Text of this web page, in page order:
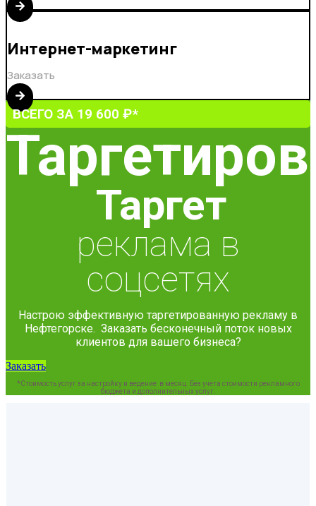
Интернет-маркетинг
Заказать
ВСЕГО ЗА 19 600 ₽*
Таргет
реклама в
соцсетях
Настрою эффективную таргетированную рекламу в
Нефтегорске. Заказать бесконечный поток новых
клиентов для вашего бизнеса?
Заказать
*Стоимость услуг за настройку и ведение в месяц. Без учета стоимости рекламного
бюджета и дополнительных услуг.